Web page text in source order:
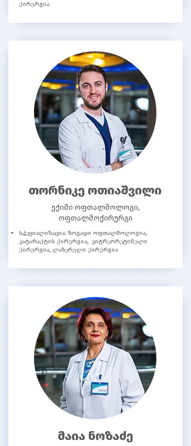
ქირურგია
თორნიკე ოთიაშვილი
ექიმი ოფთალმოლოგი,
ოფთალმოქირურგი
სპეციალიზაცია: ზოგადი ოფთალმოლოგია,
კატარაქტის ქირურგია, ვიტრეორეტინული
ქირურგია, ლაზერული ქირურგია
მაია ნოზაძე